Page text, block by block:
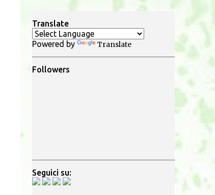
Translate
Powered by Translate
Followers
Seguici su: